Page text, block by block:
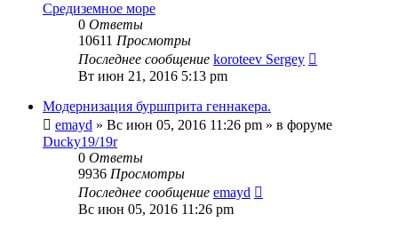
Средиземное море
0 Ответы
10611 Просмотры
Последнее сообщение koroteev Sergey
Вт июн 21, 2016 5:13 pm
Модернизация буршприта геннакера.
emayd » Вс июн 05, 2016 11:26 pm » в форуме
Ducky19/19r
0 Ответы
9936 Просмотры
Последнее сообщение emayd
Вс июн 05, 2016 11:26 pm